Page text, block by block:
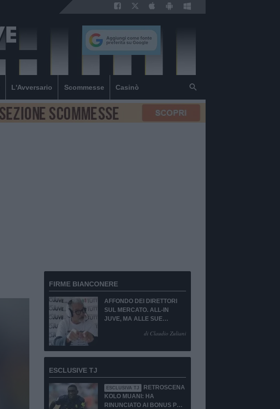
L'Avversario Scommesse Casinò
FIRME BIANCONERE
AFFONDO DEI DIRETTORI
SUL MERCATO. ALL-IN
JUVE, MA ALLE SUE
di Claudio Zuliani
ESCLUSIVE TJ
ESCLUSIVA TJ
RETROSCENA
KOLO MUANI: HA
RINUNCIATO AI BONUS PUR